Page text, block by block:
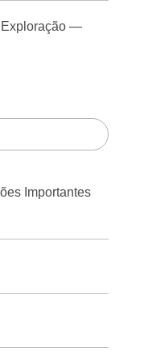
—
Importantes